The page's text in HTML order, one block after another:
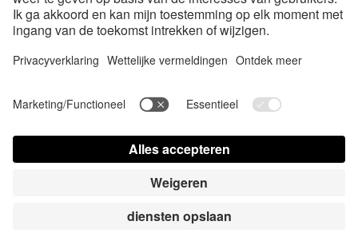
Google Play en het Google Play-logo zijn handelsmerken van Google LLC.
Contact us today
Gebruiksaanwijzing Kontakt